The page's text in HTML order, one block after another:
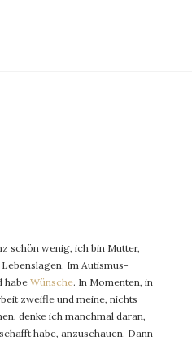
schön wenig, ich bin Mutter,
Im Autismus-
habe Wünsche. In Momenten, in
zweifle und meine, nichts
denke ich manchmal daran,
habe, anzuschauen. Dann